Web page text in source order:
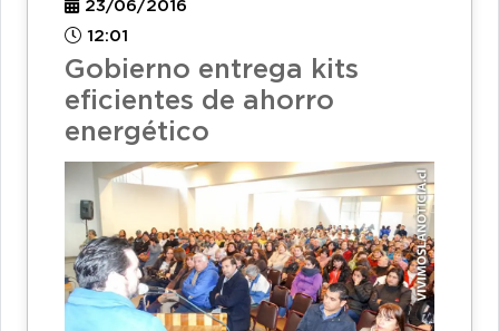
23/06/2016
12:01
Gobierno entrega kits
eficientes de ahorro
energético